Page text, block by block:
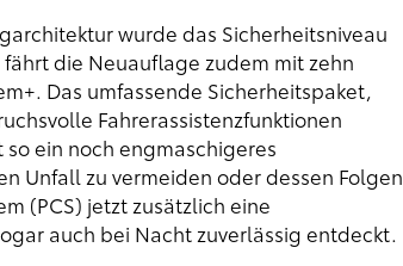
wurde das Sicherheitsniveau
die Neuauflage zudem mit zehn
Das umfassende Sicherheitspaket,
Fahrerassistenzfunktionen
ein noch engmaschigeres
Unfall zu vermeiden oder dessen Folgen
(PCS) jetzt zusätzlich eine
auch bei Nacht zuverlässig entdeckt.